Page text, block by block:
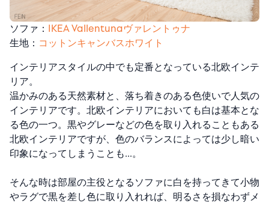
ソファ： IKEA Vallentunaヴァレントゥナ
生地： コットンキャンバスホワイト
インテリアスタイルの中でも定番となっている北欧インテ
リア。
温かみのある天然素材と、落ち着きのある色使いで人気の
インテリアです。北欧インテリアにおいても白は基本とな
る色の一つ。黒やグレーなどの色を取り入れることもある
北欧インテリアですが、色のバランスによっては少し暗い
印象になってしまうことも…。
そんな時は部屋の主役となるソファに白を持ってきて小物
やラグで黒を差し色に取り入れれば、明るさを損なわずメ